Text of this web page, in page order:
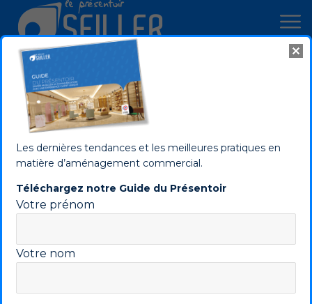
Actualités marché de la
PLV
NOUVEAUTÉS PRODUITS PLV
Les dernières tendances et les meilleures pratiques en
matière d’aménagement commercial.
Téléchargez notre Guide du Présentoir
Votre prénom
Votre nom
Cookies management panel